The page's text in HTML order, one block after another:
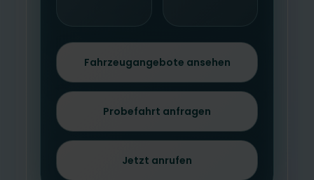
Fahrzeugangebote ansehen
Probefahrt anfragen
Jetzt anrufen